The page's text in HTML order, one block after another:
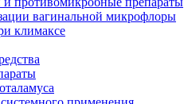
вагинальной микрофлоры
климаксе